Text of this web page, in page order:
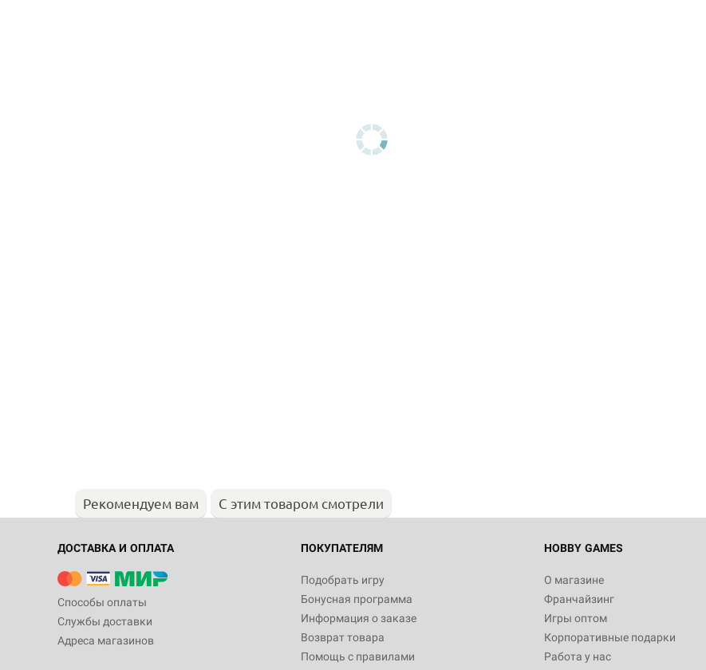
Рекомендуем вам С этим товаром смотрели
ДОСТАВКА И ОПЛАТА
Способы оплаты
Службы доставки
Адреса магазинов
ПОКУПАТЕЛЯМ
Подобрать игру
Бонусная программа
Информация о заказе
Возврат товара
Помощь с правилами
HOBBY GAMES
О магазине
Франчайзинг
Игры оптом
Корпоративные подарки
Работа у нас